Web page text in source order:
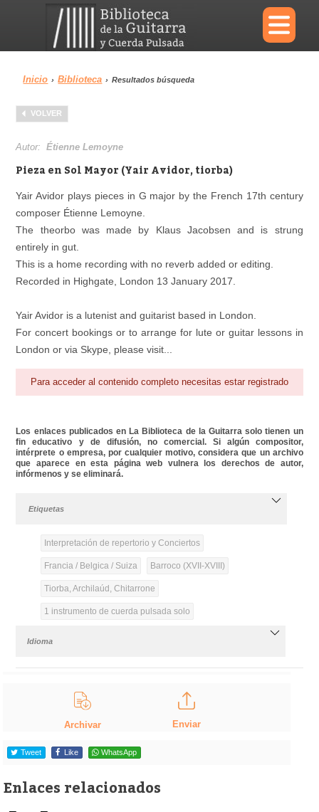
×
Menu
Biblioteca
Área personal
Inicio › Biblioteca › Resultados búsqueda
VOLVER
Autor:Étienne Lemoyne
Pieza en Sol Mayor (Yair Avidor, tiorba)
Yair Avidor plays pieces in G major by the French 17th century
composer Étienne Lemoyne.
The theorbo was made by Klaus Jacobsen and is strung
entirely in gut.
This is a home recording with no reverb added or editing.
Recorded in Highgate, London 13 January 2017.
Yair Avidor is a lutenist and guitarist based in London.
For concert bookings or to arrange for lute or guitar lessons in
London or via Skype, please visit...
Para acceder al contenido completo necesitas estar registrado
Los enlaces publicados en La Biblioteca de la Guitarra solo tienen un
fin educativo y de difusión, no comercial. Si algún compositor,
intérprete o empresa, por cualquier motivo, considera que un archivo
que aparece en esta página web vulnera los derechos de autor,
infórmenos y se eliminará.
Etiquetas
Interpretación de repertorio y Conciertos
Francia / Belgica / Suiza Barroco (XVII-XVIII)
Tiorba, Archilaúd, Chitarrone
1 instrumento de cuerda pulsada solo
Idioma
Archivar Enviar
Tweet Like WhatsApp
Enlaces relacionados